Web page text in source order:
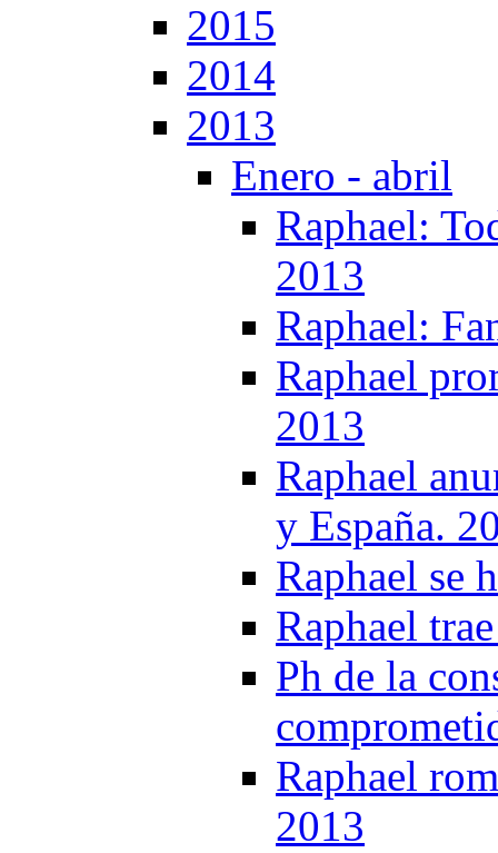
2015
2014
2013
Enero - abril
Raphael:
2013
Raphael:
Raphael
2013
Raphael
y España.
Raphael se
Raphael
Ph de la
Raphael
2013